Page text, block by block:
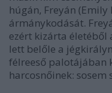
húgán, Freyán
ármánykodását.
ezért kizárta életéből
lett belőle a
félreeső palotájában
harcosnőinek: sosem